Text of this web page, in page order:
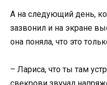
А на следующий день,
зазвонил и на экране
она поняла, что это
– Лариса, что ты там